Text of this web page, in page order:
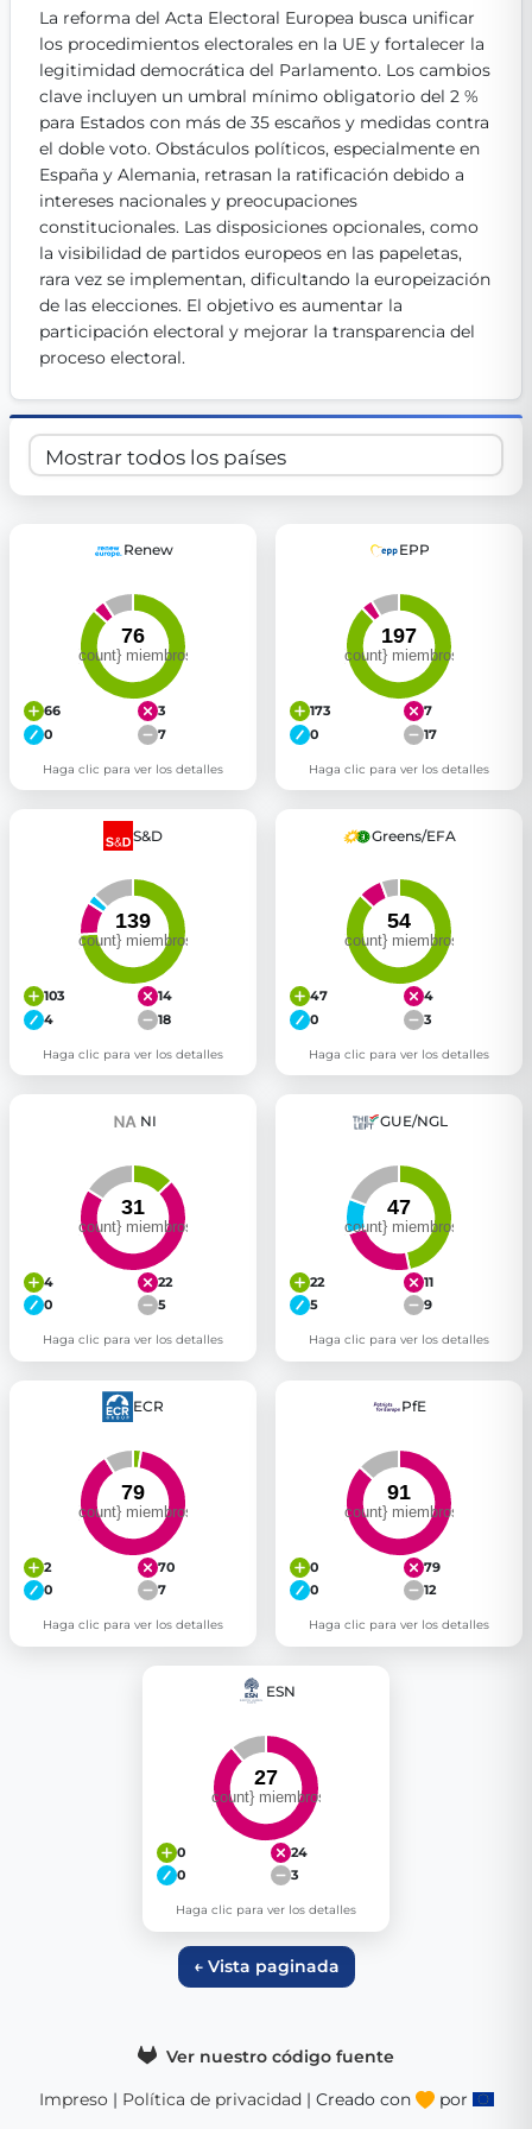
Get Involved
Become a member:Join us to advance digital democracy
Volunteer:Contribute your skills in technology, design,
Support democracy:Help us strengthen accountability
La reforma del Acta Electoral Europea busca unificar
los procedimientos electorales en la UE y fortalecer la
legitimidad democrática del Parlamento. Los cambios
clave incluyen un umbral mínimo obligatorio del 2 %
para Estados con más de 35 escaños y medidas contra
el doble voto. Obstáculos políticos, especialmente en
España y Alemania, retrasan la ratificación debido a
intereses nacionales y preocupaciones
constitucionales. Las disposiciones opcionales, como
la visibilidad de partidos europeos en las papeletas,
rara vez se implementan, dificultando la europeización
de las elecciones. El objetivo es aumentar la
participación electoral y mejorar la transparencia del
proceso electoral.
Renew
66
3
0
7
Haga clic para ver los detalles
EPP
173
7
0
17
Haga clic para ver los detalles
S&D
103
14
4
18
Haga clic para ver los detalles
Greens/EFA
47
4
0
3
Haga clic para ver los detalles
NI
4
22
0
5
Haga clic para ver los detalles
GUE/NGL
22
11
5
9
Haga clic para ver los detalles
ECR
2
70
0
7
Haga clic para ver los detalles
PfE
0
79
0
12
Haga clic para ver los detalles
ESN
0
24
0
3
Haga clic para ver los detalles
← Vista paginada
Ver nuestro código fuente
Impreso | Política de privacidad | Creado con por